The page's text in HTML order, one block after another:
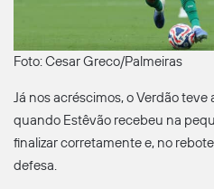
Foto: Cesar Greco/Palmeiras
Já nos acréscimos, o Verdão
quando Estêvão recebeu na
finalizar corretamente e, no
defesa.